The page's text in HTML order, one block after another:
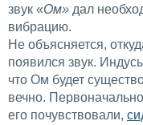
звук «Ом» дал
вибрацию.
Не объясняется,
появился звук.
что Ом будет
вечно. Первоначально
его почувствовали,